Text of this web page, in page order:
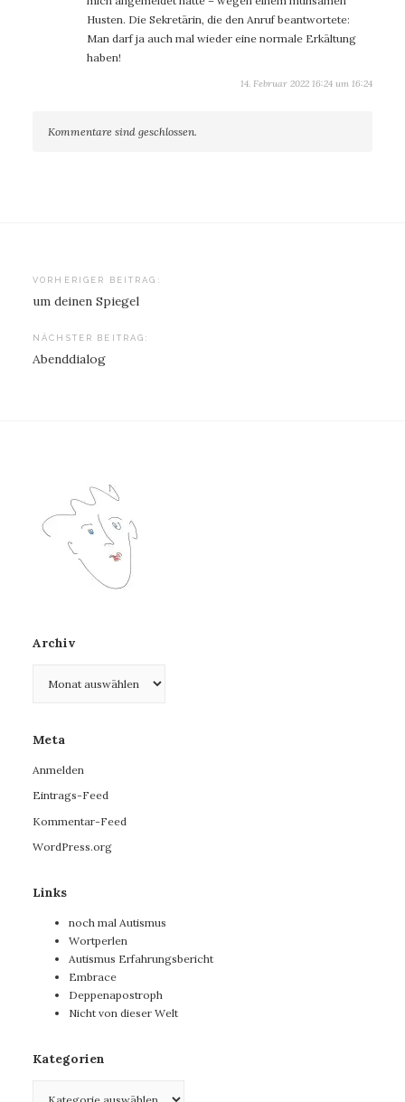
Husten. Die Sekretärin, die den Anruf beantwortete:
Man darf ja auch mal wieder eine normale Erkältung
haben!
14. Februar 2022 16:24 um 16:24
Kommentare sind geschlossen.
Beitragsnavigation
VORHERIGER BEITRAG:
um deinen Spiegel
NÄCHSTER BEITRAG:
Abenddialog
Archiv
Meta
Anmelden
Eintrags-Feed
Kommentar-Feed
WordPress.org
Links
noch mal Autismus
Wortperlen
Autismus Erfahrungsbericht
Embrace
Deppenapostroph
Nicht von dieser Welt
Kategorien